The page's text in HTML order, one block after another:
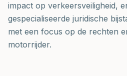
impact op verkeersveiligheid,
gespecialiseerde juridische
met een focus op de rechten
motorrijder.